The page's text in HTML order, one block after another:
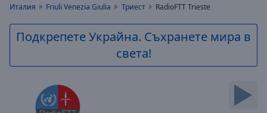
Play
Video
Skip
Италия Friuli Venezia Giulia Триест RadioFTT Trieste
Подкрепете Украйна. Съхранете мира в
света!